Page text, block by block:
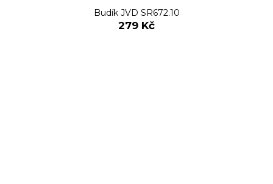
Budík JVD SR672.10
279 Kč